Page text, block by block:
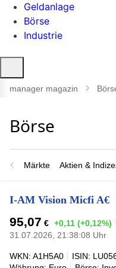
Geldanlage
Börse
Industrie
öffnen
manager magazin
Märkte Aktien &
I-AM Vision Micfi A€
95,07 € +0,11 (+0,12%)
31.07.2026, 21:38:08 Uhr
WKN: A1H5A0 ISIN: